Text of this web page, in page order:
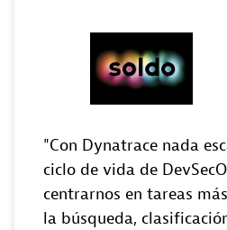
Con Dynatrace nada
ciclo de vida de
centrarnos en tareas
la búsqueda,